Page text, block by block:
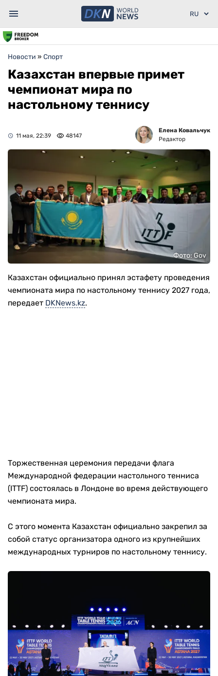
Новости » Спорт
Казахстан впервые примет
чемпионат мира по
настольному теннису
11 мая, 22:39 48147
Елена Ковальчук
Редактор
Фото: Gov
Казахстан официально принял эстафету проведения
чемпионата мира по настольному теннису 2027 года,
передает DKNews.kz.
Торжественная церемония передачи флага
Международной федерации настольного тенниса
(ITTF) состоялась в Лондоне во время действующего
чемпионата мира.
С этого момента Казахстан официально закрепил за
собой статус организатора одного из крупнейших
международных турниров по настольному теннису.